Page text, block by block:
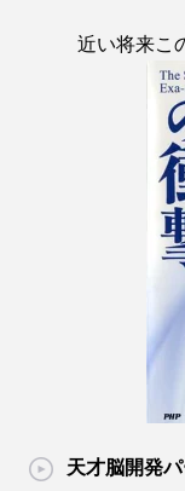
近い将来こ
天才脳開発